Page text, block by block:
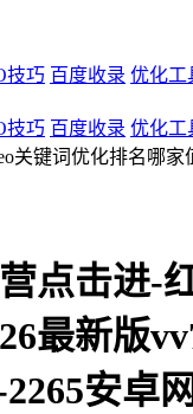
技巧 百度收录 优化工
技巧 百度收录 优化工
关键词优化排名哪家
点击进-
最新版
安卓网